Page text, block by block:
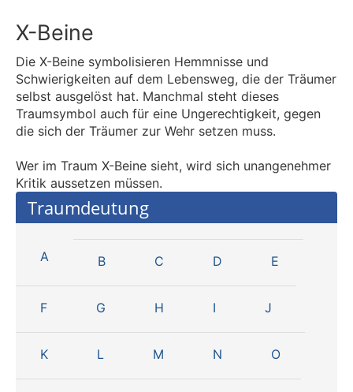
X-Beine
Die X-Beine symbolisieren Hemmnisse und
Schwierigkeiten auf dem Lebensweg, die der Träumer
selbst ausgelöst hat. Manchmal steht dieses
Traumsymbol auch für eine Ungerechtigkeit, gegen
die sich der Träumer zur Wehr setzen muss.
Wer im Traum X-Beine sieht, wird sich unangenehmer
Kritik aussetzen müssen.
Traumdeutung
A B C D E
F G H I J
K L M N O